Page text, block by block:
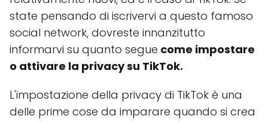
state pensando di iscrivervi a questo famoso
social network, dovreste innanzitutto
informarvi su quanto segue come impostare
o attivare la privacy su TikTok.
L'impostazione della privacy di TikTok è una
delle prime cose da imparare quando si crea